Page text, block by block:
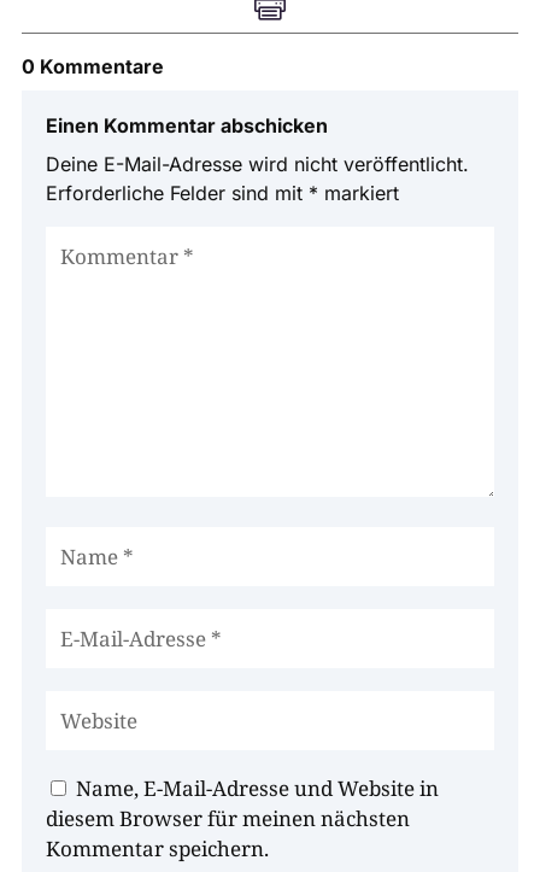
0 Kommentare
Einen Kommentar abschicken
Deine E-Mail-Adresse wird nicht veröffentlicht.
Erforderliche Felder sind mit * markiert
Name, E-Mail-Adresse und Website in
diesem Browser für meinen nächsten
Kommentar speichern.